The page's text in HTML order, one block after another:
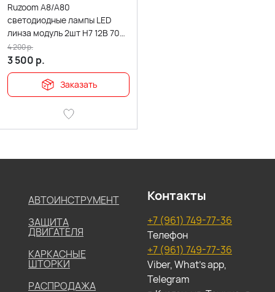
Ruzoom A8/A80
светодиодные лампы LED
линза модуль 2шт H7 12В 70W
5700K 8400Lm гарантия 6
мес
3 500 р.
4 200р.
Заказать
АВТОИНСТРУМЕНТ
ЗАЩИТА
ДВИГАТЕЛЯ
КАРКАСНЫЕ
ШТОРКИ
РАСПРОДАЖА
Контакты
+7 (961) 749-77-36
Телефон
+7 (961) 749-77-36
Viber, What's app,
Telegram